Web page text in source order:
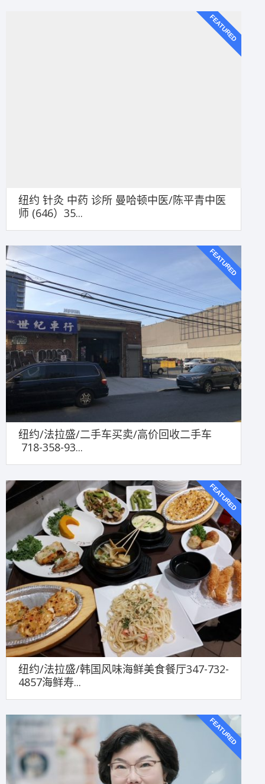
FEATURED
纽约 针灸 中药 诊所 曼哈顿中医/陈平青中医
师 (646）35...
FEATURED
纽约/法拉盛/二手车买卖/高价回收二手车
718-358-93...
FEATURED
纽约/法拉盛/韩国风味海鲜美食餐厅347-732-
4857海鲜寿...
FEATURED